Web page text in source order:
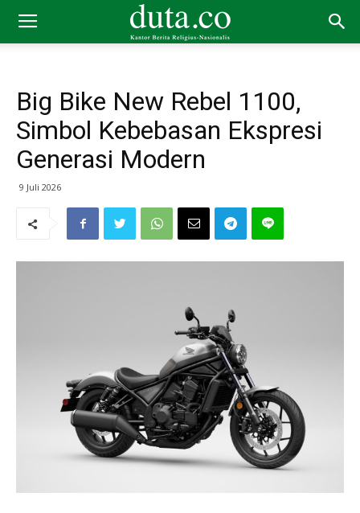
Big Bike New Rebel 1100,
Simbol Kebebasan Ekspresi
Generasi Modern
9 Juli 2026